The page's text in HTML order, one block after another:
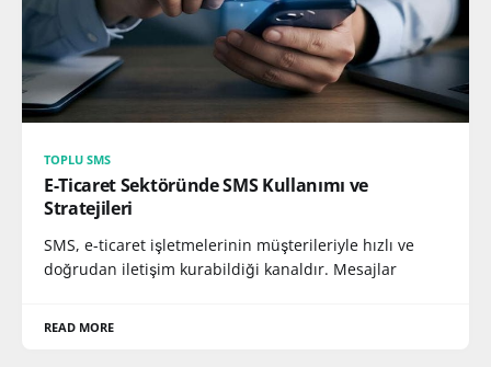
TOPLU SMS
E-Ticaret Sektöründe SMS Kullanımı ve
Stratejileri
SMS, e-ticaret işletmelerinin müşterileriyle hızlı ve
doğrudan iletişim kurabildiği kanaldır. Mesajlar
READ MORE